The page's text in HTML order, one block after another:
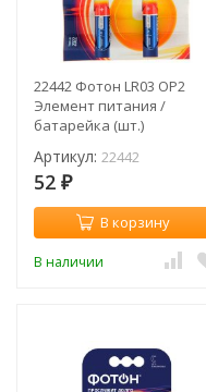
22442 Фотон LR03 OP2
Элемент питания /
батарейка (шт.)
Артикул: 22442
52 ₽
В корзину
В наличии